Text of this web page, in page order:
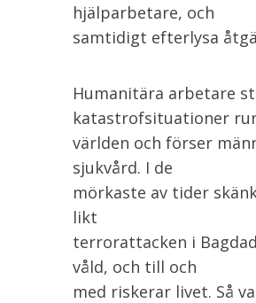
hjälparbetare, och
samtidigt efterlysa
Humanitära arbetare
katastrofsituationer
världen och förser
sjukvård. I de
mörkaste av tider
likt
terrorattacken i
våld, och till och
med riskerar livet. Så